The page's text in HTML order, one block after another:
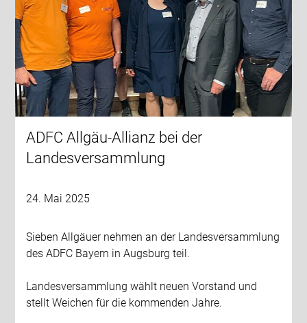
ADFC Allgäu-Allianz bei der
Landesversammlung
24. Mai 2025
Sieben Allgäuer nehmen an der Landesversammlung
des ADFC Bayern in Augsburg teil.
Landesversammlung wählt neuen Vorstand und
stellt Weichen für die kommenden Jahre.